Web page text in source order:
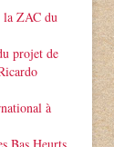
la ZAC du
projet de
à